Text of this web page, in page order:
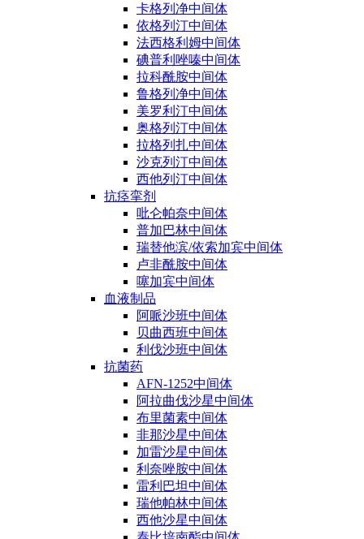
卡格列净中间体
依格列汀中间体
法西格利姆中间体
碘普利唑嗪中间体
拉科酰胺中间体
鲁格列净中间体
美罗利汀中间体
奥格列汀中间体
拉格列扎中间体
沙克列汀中间体
西他列汀中间体
抗痉挛剂
吡仑帕奈中间体
普加巴林中间体
瑞替他滨/依索加宾中间体
卢非酰胺中间体
噻加宾中间体
血液制品
阿哌沙班中间体
贝曲西班中间体
利伐沙班中间体
抗菌药
AFN-1252中间体
阿拉曲伐沙星中间体
布里菌素中间体
非那沙星中间体
加雷沙星中间体
利奈唑胺中间体
雷利巴坦中间体
瑞他帕林中间体
西他沙星中间体